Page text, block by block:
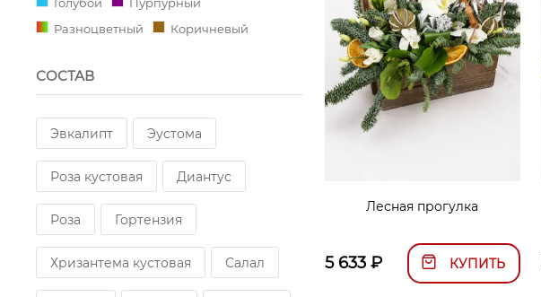
Разноцветный
Коричневый
СОСТАВ
Эвкалипт Эустома
Роза кустовая Диантус
Роза Гортензия
Хризантема кустовая Салал
Лесная прогулка
5 633 ₽ КУПИТЬ